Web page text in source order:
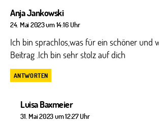
Anja Jankowskisagt:
24. Mai 2023 um 14:16 Uhr
Ich bin sprachlos,was für ein schöner und
Beitrag .Ich bin sehr stolz auf dich
ANTWORTEN
Luisa Baxmeiersagt:
31. Mai 2023 um 12:27 Uhr